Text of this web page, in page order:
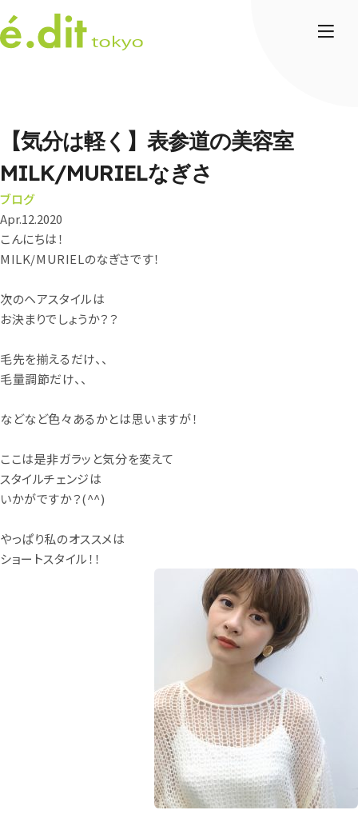
【気分は軽く】表参道の美容室
MILK/MURIELなぎさ
ブログ
Apr.12.2020
こんにちは！
MILK/MURIELのなぎさです！
次のヘアスタイルは
お決まりでしょうか？？
毛先を揃えるだけ、、
毛量調節だけ、、
などなど色々あるかとは思いますが！
ここは是非ガラッと気分を変えて
スタイルチェンジは
いかがですか？(^^)
やっぱり私のオススメは
ショートスタイル！！